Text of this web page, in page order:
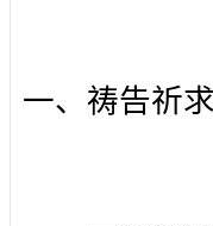
一、祷告祈求